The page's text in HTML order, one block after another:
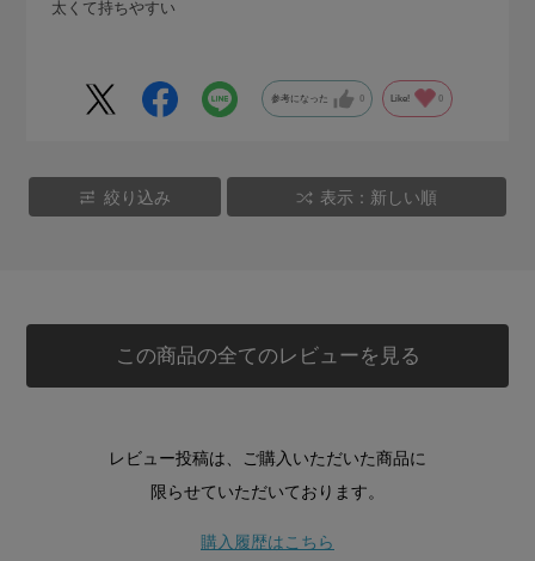
太くて持ちやすい
参考になった 0 Like! 0
絞り込み 表示：新しい順
この商品の全てのレビューを見る
レビュー投稿は、ご購入いただいた商品に
限らせていただいております。
購入履歴はこちら